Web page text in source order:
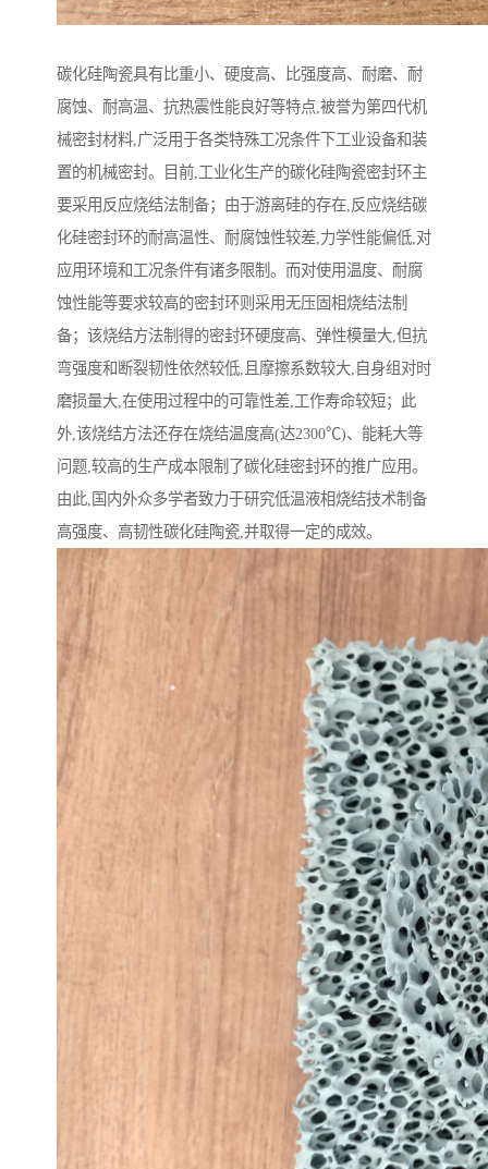
碳化硅陶瓷具有比重小、硬度高、比强度高、耐磨、耐
腐蚀、耐高温、抗热震性能良好等特点,被誉为第四代机
械密封材料,广泛用于各类特殊工况条件下工业设备和装
置的机械密封。目前,工业化生产的碳化硅陶瓷密封环主
要采用反应烧结法制备；由于游离硅的存在,反应烧结碳
化硅密封环的耐高温性、耐腐蚀性较差,力学性能偏低,对
应用环境和工况条件有诸多限制。而对使用温度、耐腐
蚀性能等要求较高的密封环则采用无压固相烧结法制
备；该烧结方法制得的密封环硬度高、弹性模量大,但抗
弯强度和断裂韧性依然较低,且摩擦系数较大,自身组对时
磨损量大,在使用过程中的可靠性差,工作寿命较短；此
外,该烧结方法还存在烧结温度高(达2300℃)、能耗大等
问题,较高的生产成本限制了碳化硅密封环的推广应用。
由此,国内外众多学者致力于研究低温液相烧结技术制备
高强度、高韧性碳化硅陶瓷,并取得一定的成效。